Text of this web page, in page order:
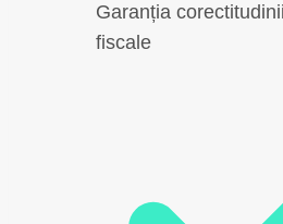
Garanția
fiscale